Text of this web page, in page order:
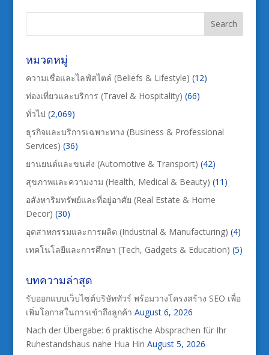
หมวดหมู่
ความเชื่อและไลฟ์สไตล์ (Beliefs & Lifestyle) (12)
ท่องเที่ยวและบริการ (Travel & Hospitality) (66)
ทั่วไป (2,069)
ธุรกิจและบริการเฉพาะทาง (Business & Professional
Services) (36)
ยานยนต์และขนส่ง (Automotive & Transport) (42)
สุขภาพและความงาม (Health, Medical & Beauty) (11)
อสังหาริมทรัพย์และที่อยู่อาศัย (Real Estate & Home
Decor) (30)
อุตสาหกรรมและการผลิต (Industrial & Manufacturing) (4)
เทคโนโลยีและการศึกษา (Tech, Gadgets & Education) (5)
บทความล่าสุด
รับออกแบบเว็บไซต์บริษัททัวร์ พร้อมวางโครงสร้าง SEO เพื่อ
เพิ่มโอกาสในการเข้าถึงลูกค้า August 6, 2026
Nach der Übergabe: 6 praktische Absprachen für Ihr
Ruhestandshaus nahe Hua Hin August 5, 2026